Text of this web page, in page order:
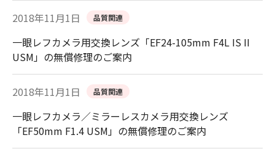
2018年11月1日 品質関連
一眼レフカメラ用交換レンズ「EF24-105mm F4L IS II
USM」の無償修理のご案内
2018年11月1日 品質関連
一眼レフカメラ／ミラーレスカメラ用交換レンズ
「EF50mm F1.4 USM」の無償修理のご案内